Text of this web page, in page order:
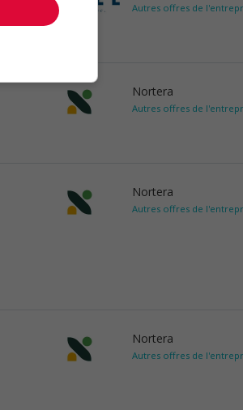
Autres offres de
Nortera
Autres offres de
Nortera
Autres offres de
Nortera
Autres offres de